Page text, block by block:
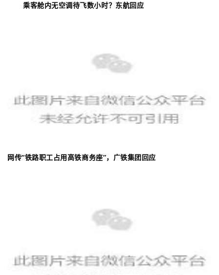
乘客舱内无空调待飞数小时？东航回应
网传“铁路职工占用高铁商务座”，广铁集团回应